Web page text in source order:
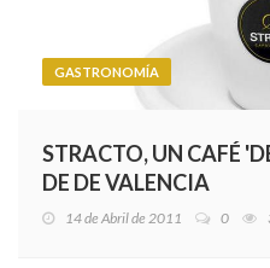
GASTRONOMÍA
STRACTO, UN CAFÉ
DE DE VALENCIA
14 de Abril de 2011 0